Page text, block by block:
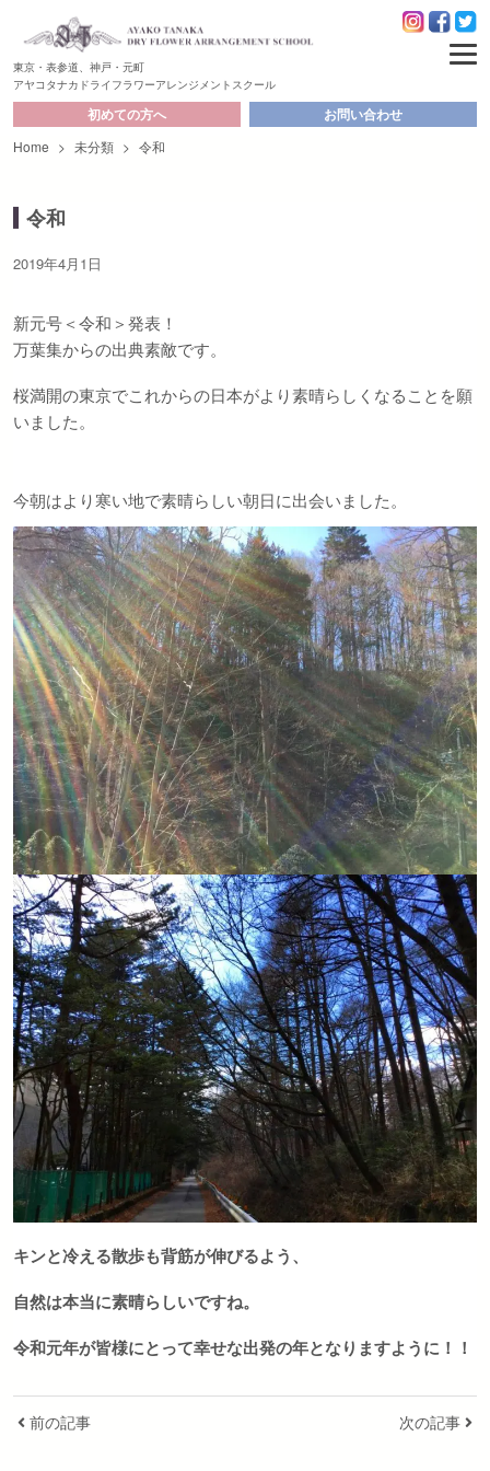
東京・表参道、神戸・元町
アヤコタナカドライフラワーアレンジメントスクール
初めての方へ お問い合わせ
Home > 未分類 > 令和
令和
2019年4月1日
新元号＜令和＞発表！
万葉集からの出典素敵です。
桜満開の東京でこれからの日本がより素晴らしくなることを願
いました。
今朝はより寒い地で素晴らしい朝日に出会いました。
キンと冷える散歩も背筋が伸びるよう、
自然は本当に素晴らしいですね。
令和元年が皆様にとって幸せな出発の年となりますように！！
前の記事 次の記事